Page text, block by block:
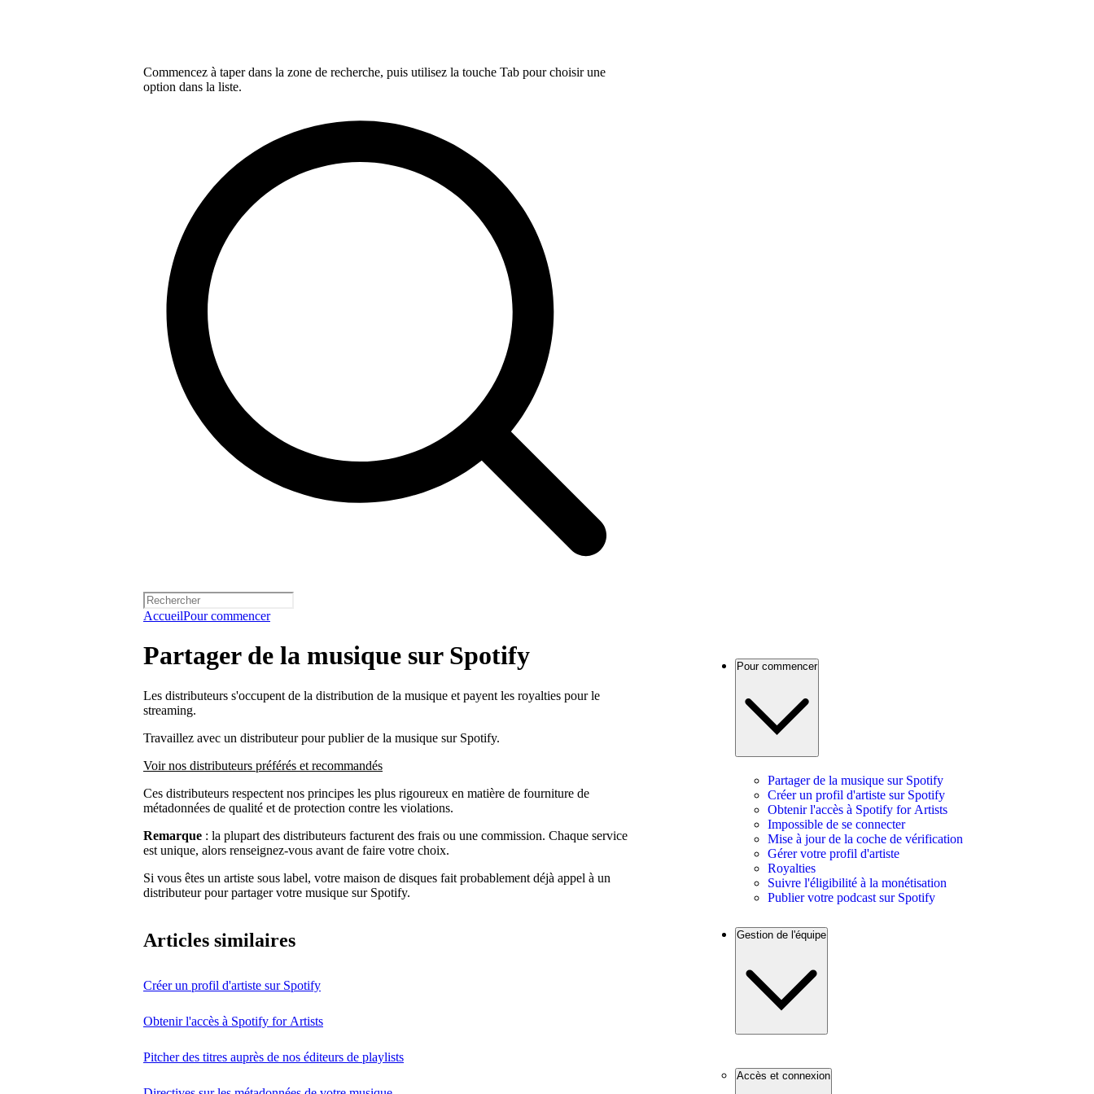
Commencez à taper dans la zone de recherche, puis utilisez la touche Tab pour choisir une
option dans la liste.
AccueilPour commencer
Partager de la musique sur Spotify
Les distributeurs s'occupent de la distribution de la musique et payent les royalties pour le
streaming.
Travaillez avec un distributeur pour publier de la musique sur Spotify.
Voir nos distributeurs préférés et recommandés
Ces distributeurs respectent nos principes les plus rigoureux en matière de fourniture de
métadonnées de qualité et de protection contre les violations.
Remarque : la plupart des distributeurs facturent des frais ou une commission. Chaque service
est unique, alors renseignez-vous avant de faire votre choix.
Si vous êtes un artiste sous label, votre maison de disques fait probablement déjà appel à un
distributeur pour partager votre musique sur Spotify.
Articles similaires
Créer un profil d'artiste sur Spotify
Obtenir l'accès à Spotify for Artists
Pitcher des titres auprès de nos éditeurs de playlists
Pour commencer
Partager de la musique sur Spotify
Créer un profil d'artiste sur Spotify
Obtenir l'accès à Spotify for Artists
Impossible de se connecter
Mise à jour de la coche de vérification
Gérer votre profil d'artiste
Royalties
Suivre l'éligibilité à la monétisation
Publier votre podcast sur Spotify
Gestion de l'équipe
Accès et connexion